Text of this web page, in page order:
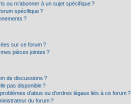
ou m’abonner à un sujet spécifique ?
spécifique ?
?
sur ce forum ?
pièces jointes ?
de discussions ?
pas disponible ?
d’abus ou d’ordres légaux liés à ce forum ?
du forum ?